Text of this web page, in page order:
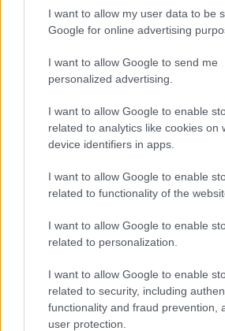
I want to allow my user data to be
Google for online advertising
I want to allow Google to send me
personalized advertising.
I want to allow Google to enable
related to analytics like cookies on
device identifiers in apps.
I want to allow Google to enable
related to functionality of the
I want to allow Google to enable
related to personalization.
I want to allow Google to enable
related to security, including
functionality and fraud prevention,
user protection.
al personale.
Massimo Balsamo, 28 aprile 2024
Nicolaporro.it è anche su
cliccare quiper iscriversi al canale
aggiornati (gratis).